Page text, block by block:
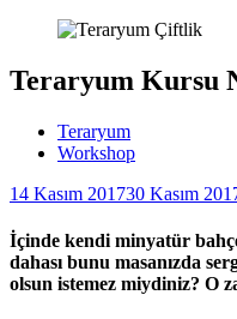
Teraryum Kursu
Teraryum
Workshop
14 Kasım 201730 Kasım
İçinde kendi minyatür
dahası bunu masanızda
olsun istemez miydiniz? O